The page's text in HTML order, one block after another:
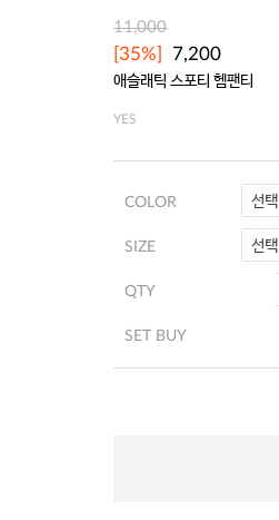
11,000
[35%] 7,200
애슬래틱 스포티 헴팬티
YES
COLOR 선택
SIZE 선택
QTY
SET BUY